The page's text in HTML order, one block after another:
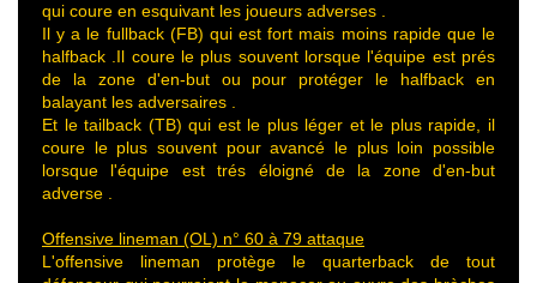
qui coure en esquivant les joueurs adverses .
Il y a le fullback (FB) qui est fort mais moins rapide que le
halfback .Il coure le plus souvent lorsque l'équipe est prés
de la zone d'en-but ou pour protéger le halfback en
balayant les adversaires .
Et le tailback (TB) qui est le plus léger et le plus rapide, il
coure le plus souvent pour avancé le plus loin possible
lorsque l'équipe est trés éloigné de la zone d'en-but
adverse .
Offensive lineman (OL) n° 60 à 79 attaque
L'offensive lineman protège le quarterback de tout